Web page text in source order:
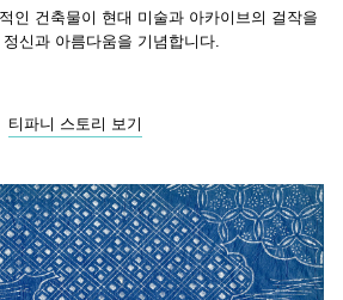
인 건축물이 현대 미술과 아카이브의 걸작을
신과 아름다움을 기념합니다.
티파니 스토리 보기